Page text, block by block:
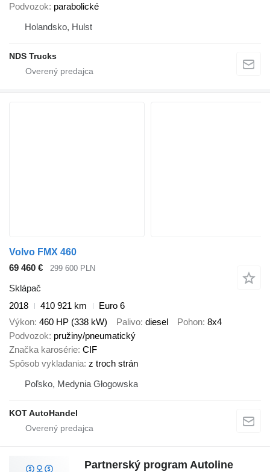
Podvozok parabolické
Holandsko, Hulst
NDS Trucks
Volvo FMX 460
69 460 €
299 600 PLN
Sklápač
2018
410 921 km
Euro 6
Výkon 460 HP (338 kW) Palivo diesel Pohon 8x4
Podvozok pružiny/pneumatický
Značka karosérie CIF
Spôsob vykladania z troch strán
Poľsko, Medynia Głogowska
KOT AutoHandel
Partnerský program Autoline